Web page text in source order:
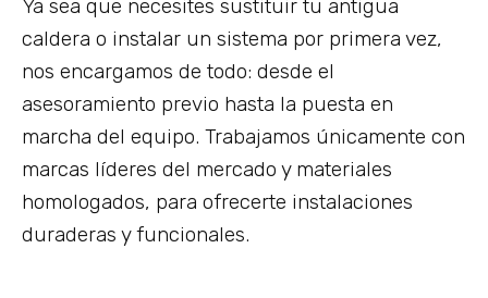
Ya sea que necesites sustituir tu antigua
caldera o instalar un sistema por primera vez,
nos encargamos de todo: desde el
asesoramiento previo hasta la puesta en
marcha del equipo. Trabajamos únicamente con
marcas líderes del mercado y materiales
homologados, para ofrecerte instalaciones
duraderas y funcionales.